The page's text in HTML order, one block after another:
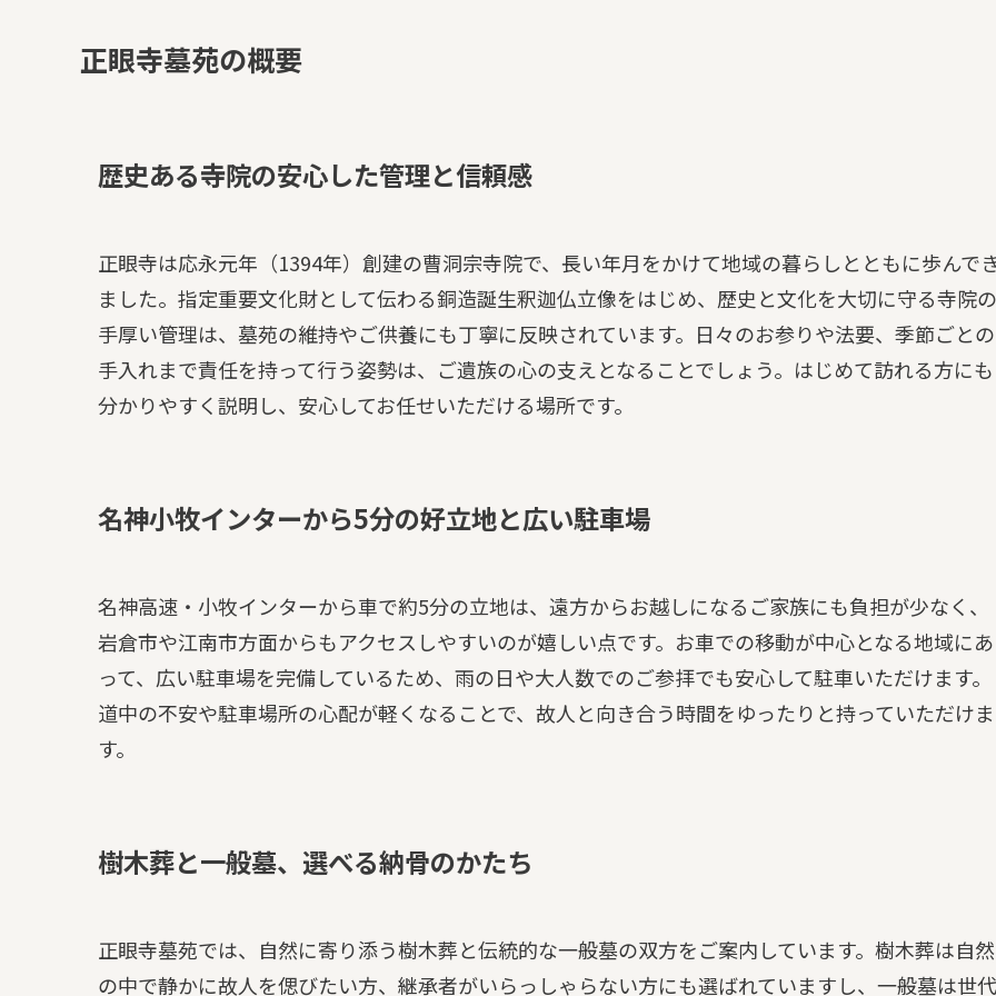
正眼寺墓苑の概要
歴史ある寺院の安心した管理と信頼感
正眼寺は応永元年（1394年）創建の曹洞宗寺院で、長い年月をかけて地域の暮らしとともに歩んで
ました。指定重要文化財として伝わる銅造誕生釈迦仏立像をはじめ、歴史と文化を大切に守る寺院の
手厚い管理は、墓苑の維持やご供養にも丁寧に反映されています。日々のお参りや法要、季節ごとの
手入れまで責任を持って行う姿勢は、ご遺族の心の支えとなることでしょう。はじめて訪れる方にも
分かりやすく説明し、安心してお任せいただける場所です。
名神小牧インターから5分の好立地と広い駐車場
名神高速・小牧インターから車で約5分の立地は、遠方からお越しになるご家族にも負担が少なく、
岩倉市や江南市方面からもアクセスしやすいのが嬉しい点です。お車での移動が中心となる地域にあ
って、広い駐車場を完備しているため、雨の日や大人数でのご参拝でも安心して駐車いただけます。
道中の不安や駐車場所の心配が軽くなることで、故人と向き合う時間をゆったりと持っていただけま
す。
樹木葬と一般墓、選べる納骨のかたち
正眼寺墓苑では、自然に寄り添う樹木葬と伝統的な一般墓の双方をご案内しています。樹木葬は自然
の中で静かに故人を偲びたい方、継承者がいらっしゃらない方にも選ばれていますし、一般墓は世代